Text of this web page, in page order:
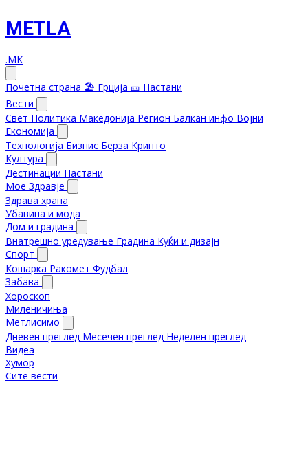
METLA
.MK
Почетна страна 🏖️ Грција 🎫 Настани
Вести
Свет Политика Македонија Регион Балкан инфо Војни
Економија
Технологија Бизнис Берза Крипто
Култура
Дестинации Настани
Мое Здравје
Здрава храна
Убавина и мода
Дом и градина
Внатрешно уредување Градина Куќи и дизајн
Спорт
Кошарка Ракомет Фудбал
Забава
Хороскоп
Миленичиња
Метлисимо
Дневен преглед Месечен преглед Неделен преглед
Видеа
Хумор
Сите вести